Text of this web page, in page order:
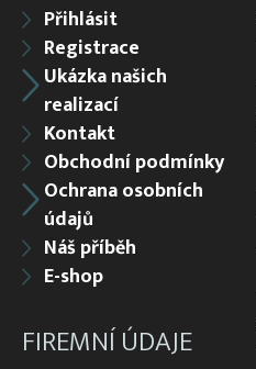
Přihlásit
Registrace
Ukázka našich
realizací
Kontakt
Obchodní podmínky
Ochrana osobních
údajů
Náš příběh
E-shop
FIREMNÍ ÚDAJE